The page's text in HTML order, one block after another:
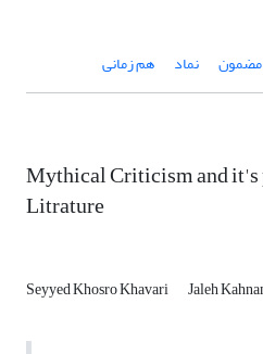
مضمون نماد هم زمانی
Mythical Criticism and
Litrature
Seyyed Khosro Khavari
Jaleh